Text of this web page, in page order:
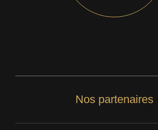
Nos partenaires